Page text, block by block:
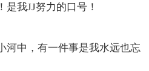
我JJ努力的口号！
河中，有一件事是我水远也忘